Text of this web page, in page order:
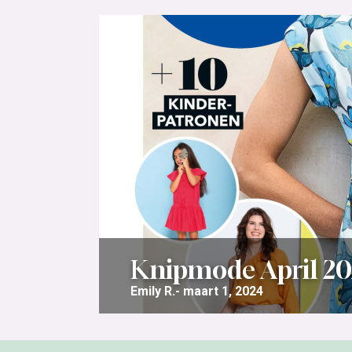
Knipmode April
Emily R. maart 1, 2024